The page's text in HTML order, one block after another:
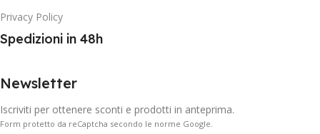
Privacy Policy
Spedizioni in 48h
Newsletter
Iscriviti per ottenere sconti e prodotti in anteprima.
Form protetto da reCaptcha secondo le norme Google.